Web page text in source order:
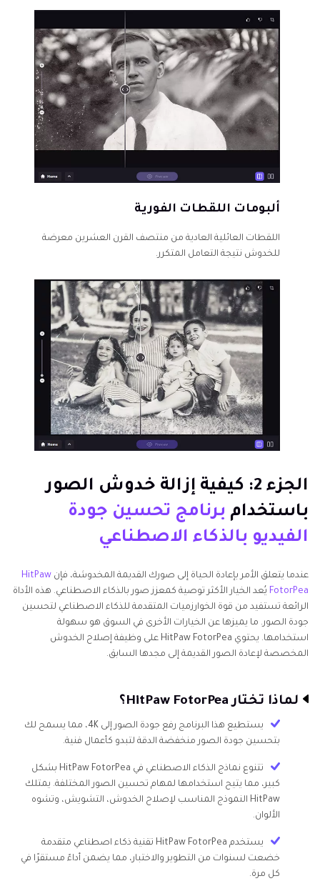
ألبومات اللقطات الفورية
اللقطات العائلية العادية من منتصف القرن العشرين معرضة
للخدوش نتيجة التعامل المتكرر.
الجزء 2: كيفية إزالة خدوش الصور
باستخدام برنامج تحسين جودة
الفيديو بالذكاء الاصطناعي
عندما يتعلق الأمر بإعادة الحياة إلى صورك القديمة المخدوشة، فإن HitPaw
FotorPea يُعد الخيار الأكثر توصية كمعزز صور بالذكاء الاصطناعي. هذه الأداة
الرائعة تستفيد من قوة الخوارزميات المتقدمة للذكاء الاصطناعي لتحسين
جودة الصور. ما يميزها عن الخيارات الأخرى في السوق هو سهولة
استخدامها. يحتوي HitPaw FotorPea على وظيفة إصلاح الخدوش
المخصصة لإعادة الصور القديمة إلى مجدها السابق.
لماذا تختار HitPaw FotorPea؟
يستطيع هذا البرنامج رفع جودة الصور إلى 4K، مما يسمح لك
بتحسين جودة الصور منخفضة الدقة لتبدو كأعمال فنية.
تتنوع نماذج الذكاء الاصطناعي في HitPaw FotorPea بشكل
كبير، مما يتيح استخدامها لمهام تحسين الصور المختلفة. يمتلك
HitPaw النموذج المناسب لإصلاح الخدوش، التشويش، وتشوه
الألوان.
يستخدم HitPaw FotorPea تقنية ذكاء اصطناعي متقدمة
خضعت لسنوات من التطوير والاختبار، مما يضمن أداءً مستقرًا في
كل مرة.